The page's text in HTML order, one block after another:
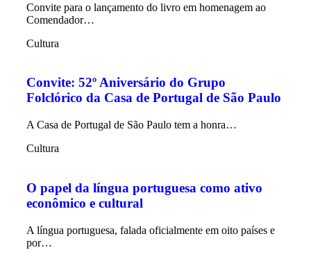
Convite para o lançamento do livro em homenagem ao
Comendador…
Cultura
Convite: 52º Aniversário do Grupo
Folclórico da Casa de Portugal de São Paulo
A Casa de Portugal de São Paulo tem a honra…
Cultura
O papel da língua portuguesa como ativo
econômico e cultural
A língua portuguesa, falada oficialmente em oito países e
por…